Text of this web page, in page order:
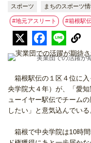
スポーツ まちのスポーツ
#地元アスリート #箱根駅
実業団での活躍が
箱根駅伝の１区４位に入
央学院大４年）が、「愛
ューイヤー駅伝でチーム
したい」と意気込んでいる
箱根で中央学院は10時